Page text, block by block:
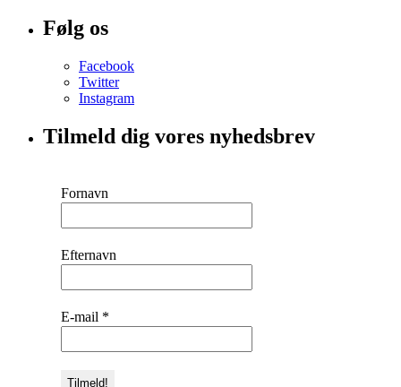
Følg os
Facebook
Twitter
Instagram
Tilmeld dig vores nyhedsbrev
Fornavn
Efternavn
E-mail *